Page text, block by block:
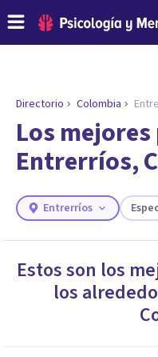
ENCONTRAR MI
¿Necesitas
psicólogo
Directorio Colombia
Los
Entrerríos,
Entrerríos
Estos son los
los